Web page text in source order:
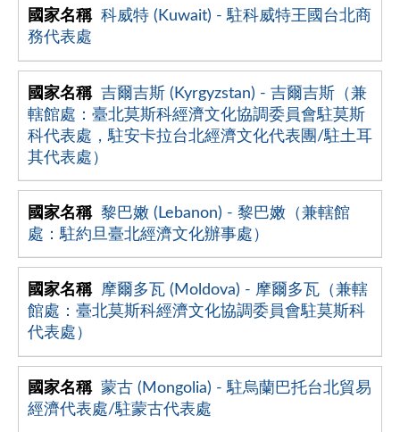
科威特 (Kuwait) - 駐科威特王國台北商
務代表處
吉爾吉斯 (Kyrgyzstan) - 吉爾吉斯（兼
轄館處：臺北莫斯科經濟文化協調委員會駐莫斯
科代表處，駐安卡拉台北經濟文化代表團/駐土耳
其代表處）
黎巴嫩 (Lebanon) - 黎巴嫩（兼轄館
處：駐約旦臺北經濟文化辦事處）
摩爾多瓦 (Moldova) - 摩爾多瓦（兼轄
館處：臺北莫斯科經濟文化協調委員會駐莫斯科
代表處）
蒙古 (Mongolia) - 駐烏蘭巴托台北貿易
經濟代表處/駐蒙古代表處